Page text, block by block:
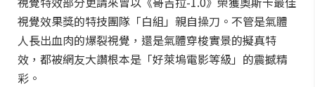
視覺效果獎的特技團隊「白組」親自操刀。不管是氣體
人長出血肉的爆裂視覺，還是氣體穿梭實景的擬真特
效，都被網友大讚根本是「好萊塢電影等級」的震撼精
彩。